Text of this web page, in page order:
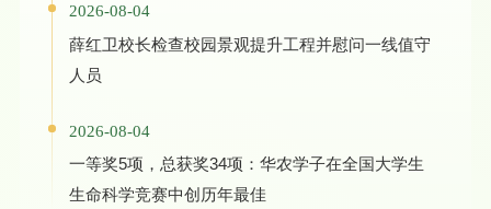
2026-08-04
薛红卫校长检查校园景观提升工程并慰问一线值守
人员
2026-08-04
一等奖5项，总获奖34项：华农学子在全国大学生
生命科学竞赛中创历年最佳